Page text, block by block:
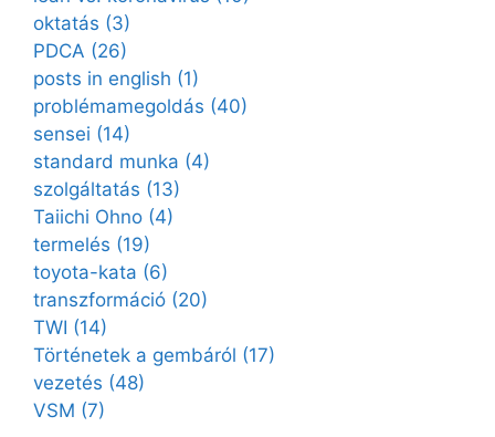
oktatás (3)
PDCA (26)
posts in english (1)
problémamegoldás (40)
sensei (14)
standard munka (4)
szolgáltatás (13)
Taiichi Ohno (4)
termelés (19)
toyota-kata (6)
transzformáció (20)
TWI (14)
Történetek a gembáról (17)
vezetés (48)
VSM (7)